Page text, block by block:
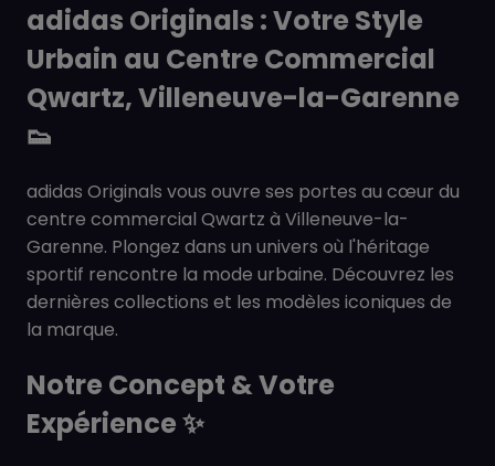
adidas Originals : Votre Style
Urbain au Centre Commercial
Qwartz, Villeneuve-la-Garenne
👟
adidas Originals vous ouvre ses portes au cœur du
centre commercial Qwartz à Villeneuve-la-
Garenne. Plongez dans un univers où l'héritage
sportif rencontre la mode urbaine. Découvrez les
dernières collections et les modèles iconiques de
la marque.
Notre Concept & Votre
Expérience✨